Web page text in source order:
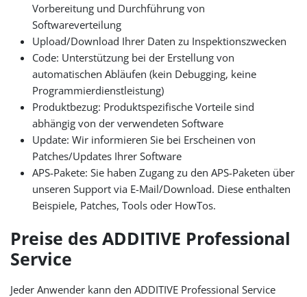
Vorbereitung und Durchführung von
Softwareverteilung
Upload/Download Ihrer Daten zu Inspektionszwecken
Code: Unterstützung bei der Erstellung von
automatischen Abläufen (kein Debugging, keine
Programmierdienstleistung)
Produktbezug: Produktspezifische Vorteile sind
abhängig von der verwendeten Software
Update: Wir informieren Sie bei Erscheinen von
Patches/Updates Ihrer Software
APS-Pakete: Sie haben Zugang zu den APS-Paketen über
unseren Support via E-Mail/Download. Diese enthalten
Beispiele, Patches, Tools oder HowTos.
Preise des ADDITIVE Professional
Service
Jeder Anwender kann den ADDITIVE Professional Service